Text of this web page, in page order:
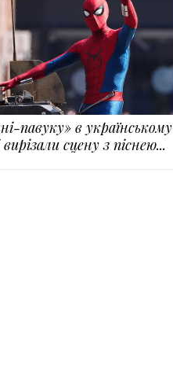
павуку» в українському
сцену з піснею...